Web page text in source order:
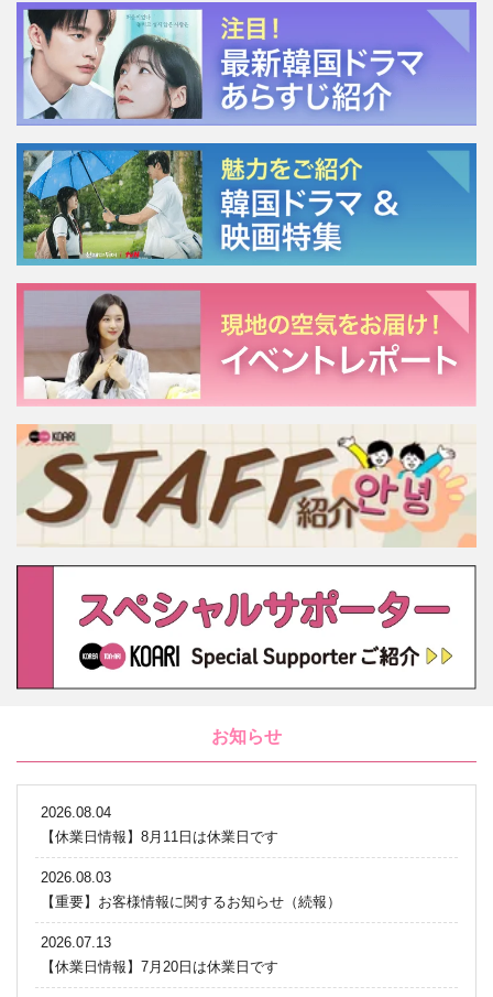
お知らせ
2026.08.04
【休業日情報】8月11日は休業日です
2026.08.03
【重要】お客様情報に関するお知らせ（続報）
2026.07.13
【休業日情報】7月20日は休業日です